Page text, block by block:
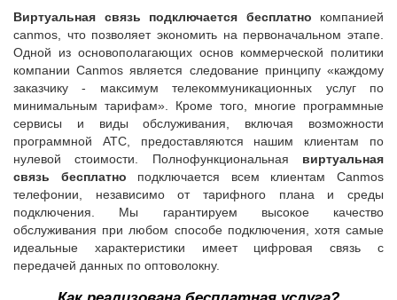
Виртуальная связь подключается бесплатно компанией
canmos, что позволяет экономить на первоначальном этапе.
Одной из основополагающих основ коммерческой политики
компании Canmos является следование принципу «каждому
заказчику - максимум телекоммуникационных услуг по
минимальным тарифам». Кроме того, многие программные
сервисы и виды обслуживания, включая возможности
программной ATC, предоставляются нашим клиентам по
нулевой стоимости. Полнофункциональная виртуальная
связь бесплатно подключается всем клиентам Canmos
телефонии, независимо от тарифного плана и среды
подключения. Мы гарантируем высокое качество
обслуживания при любом способе подключения, хотя самые
идеальные характеристики имеет цифровая связь с
передачей данных по оптоволокну.